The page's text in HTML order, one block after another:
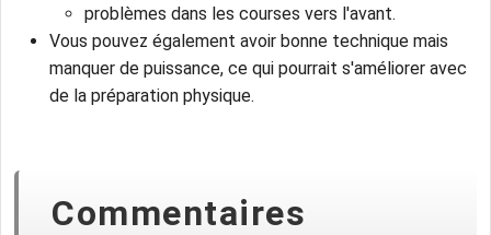
problèmes dans les courses vers l'avant.
Vous pouvez également avoir bonne technique mais
manquer de puissance, ce qui pourrait s'améliorer avec
de la préparation physique.
Commentaires